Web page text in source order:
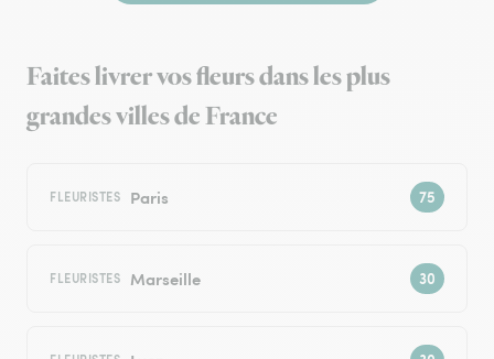
Faites livrer vos fleurs dans les plus
grandes villes de France
FLEURISTES Paris
FLEURISTES Marseille